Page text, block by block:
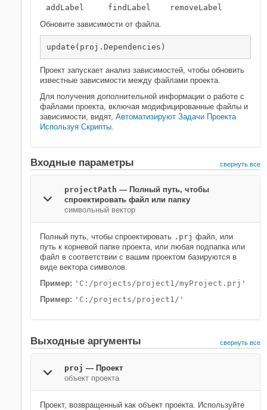
addLabel     findLabel    removeLabel
Обновите зависимости от файла.
Проект запускает анализ зависимостей, чтобы обновить
известные зависимости между файлами проекта.
Для получения дополнительной информации о работе с
файлами проекта, включая модифицированные файлы и
зависимости, видят, Автоматизируют Задачи Проекта
Используя Скрипты.
Входные параметры свернуть все
projectPath — Полный путь, чтобы
спроектировать файл или папку
символьный вектор
Полный путь, чтобы спроектировать .prj файл, или
путь к корневой папке проекта, или любая подпапка или
файл в соответствии с вашим проектом базируются в
виде вектора символов.
Пример: 'C:/projects/project1/myProject.prj'
Пример: 'C:/projects/project1/'
Выходные аргументы свернуть все
proj — Проект
объект проекта
Проект, возвращенный как объект проекта. Используйте